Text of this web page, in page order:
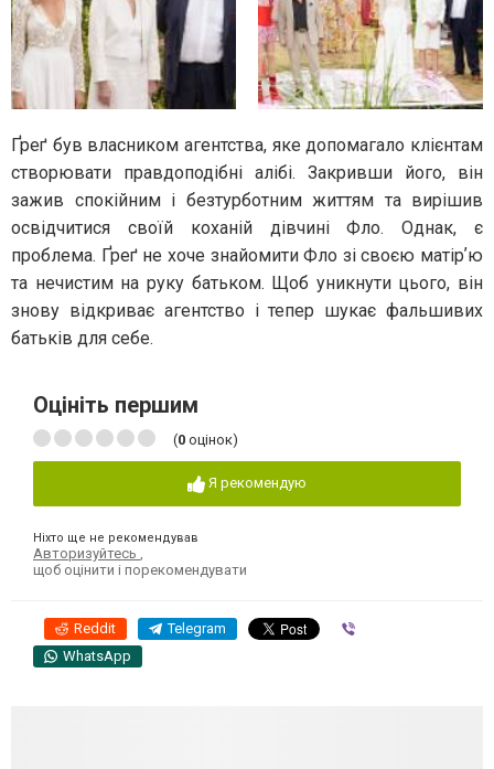
Ґреґ був власником агентства, яке допомагало клієнтам
створювати правдоподібні алібі. Закривши його, він
зажив спокійним і безтурботним життям та вирішив
освідчитися своїй коханій дівчині Фло. Однак, є
проблема. Ґреґ не хоче знайомити Фло зі своєю матірʼю
та нечистим на руку батьком. Щоб уникнути цього, він
знову відкриває агентство і тепер шукає фальшивих
батьків для себе.
Оцініть першим
(0 оцінок)
Я рекомендую
Ніхто ще не рекомендував
Авторизуйтесь
щоб оцінити і порекомендувати
Reddit Telegram
WhatsApp